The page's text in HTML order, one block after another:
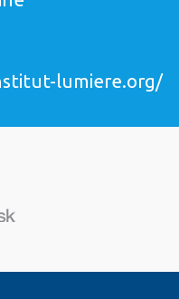
lumiere.org/